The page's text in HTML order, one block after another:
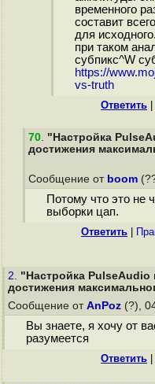
временного
составит
для
при таком
субпикс^W
https://
vs-truth
Ответить
70. "Настройка
достижения
Сообщение от boom
Потому что это не
выборки цап.
Ответить
2. "Настройка PulseAudio
достижения
Сообщение от AnPoz (?),
Вы знаете, я хочу от
разумеется
Ответить